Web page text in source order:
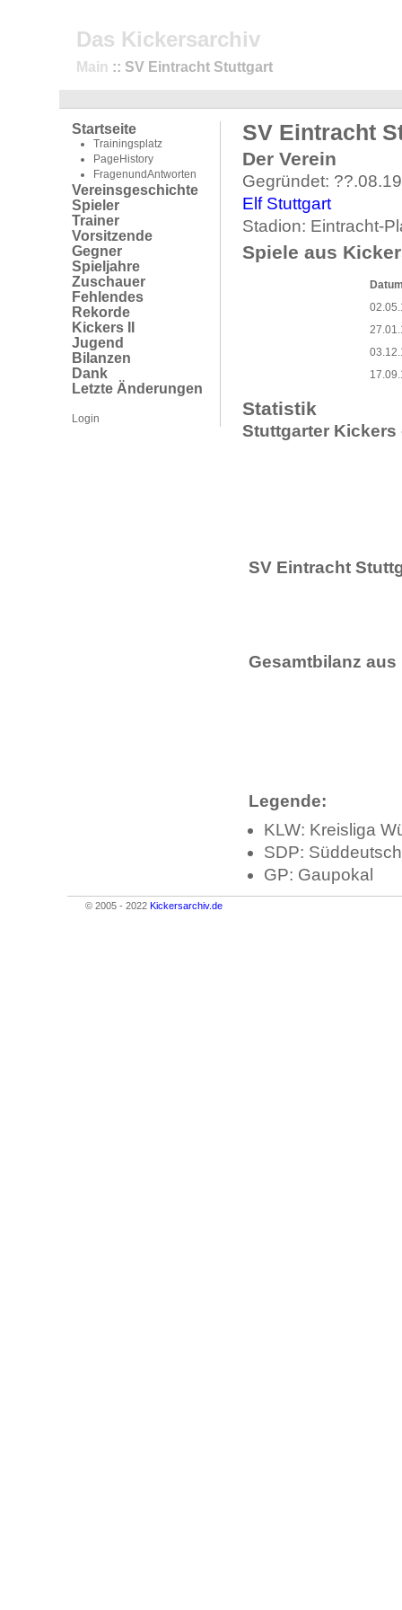
Das Kickersarchiv
Main :: SV Eintracht Stuttgart
Startseite
Trainingsplatz
PageHistory
FragenundAntworten
Vereinsgeschichte
Spieler
Trainer
Vorsitzende
Gegner
Spieljahre
Zuschauer
Fehlendes
Rekorde
Kickers II
Jugend
Bilanzen
Dank
Letzte Änderungen
Login
SV Eintracht
Der Verein
Gegründet:
Elf Stuttgart
Stadion: Eintracht-
Spiele aus
Statistik
Stuttgarter Kickers
SV Eintracht
Gesamtbilanz
Legende:
KLW: Kreisliga
SDP:
GP: Gaupokal
© 2005 - 2022 Kickersarchiv.de